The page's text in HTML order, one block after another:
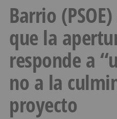
Barrio
que la
responde a
no a la
proyecto